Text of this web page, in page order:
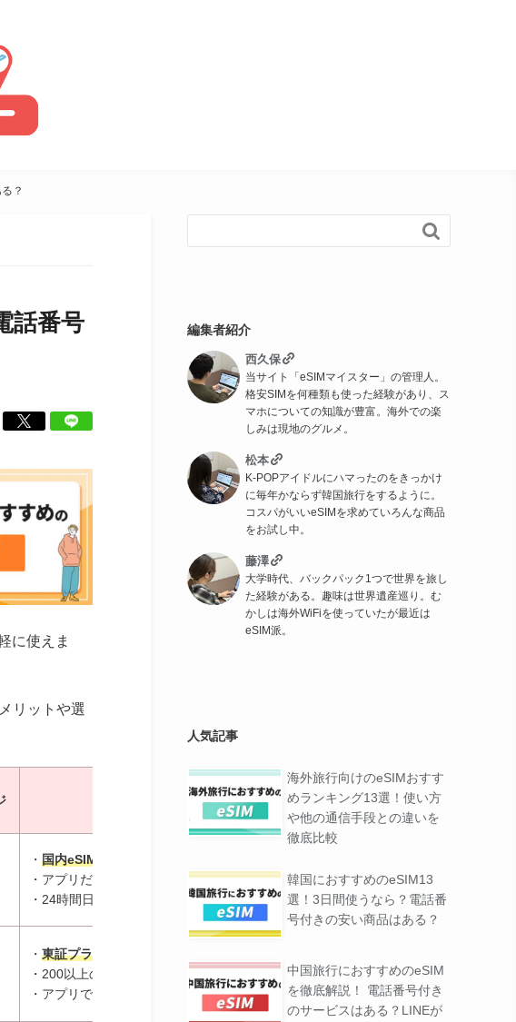
？
話番号
に使えま
リットや選
公式サイト
・ 国内eSIMアプリDL数No.1
・アプリだけで簡単手続き
・24時間日本語サポート
DLはこちら
・ 東証プライム企業が運営
・200以上の国と地域に対応
・アプリで容量管理ができる
公式サイトはこちら

編集者紹介
西久保
当サイト「eSIMマイスター」の管理人。
格安SIMを何種類も使った経験があり、ス
マホについての知識が豊富。海外での楽
しみは現地のグルメ。
松本
K-POPアイドルにハマったのをきっかけ
に毎年かならず韓国旅行をするように。
コスパがいいeSIMを求めていろんな商品
をお試し中。
藤澤
大学時代、バックパック1つで世界を旅し
た経験がある。趣味は世界遺産巡り。む
かしは海外WiFiを使っていたが最近は
eSIM派。
人気記事
海外旅行向けのeSIMおすす
めランキング13選！使い方
や他の通信手段との違いを
徹底比較
韓国におすすめのeSIM13
選！3日間使うなら？電話番
号付きの安い商品はある？
中国旅行におすすめのeSIM
を徹底解説！ 電話番号付き
のサービスはある？LINEが